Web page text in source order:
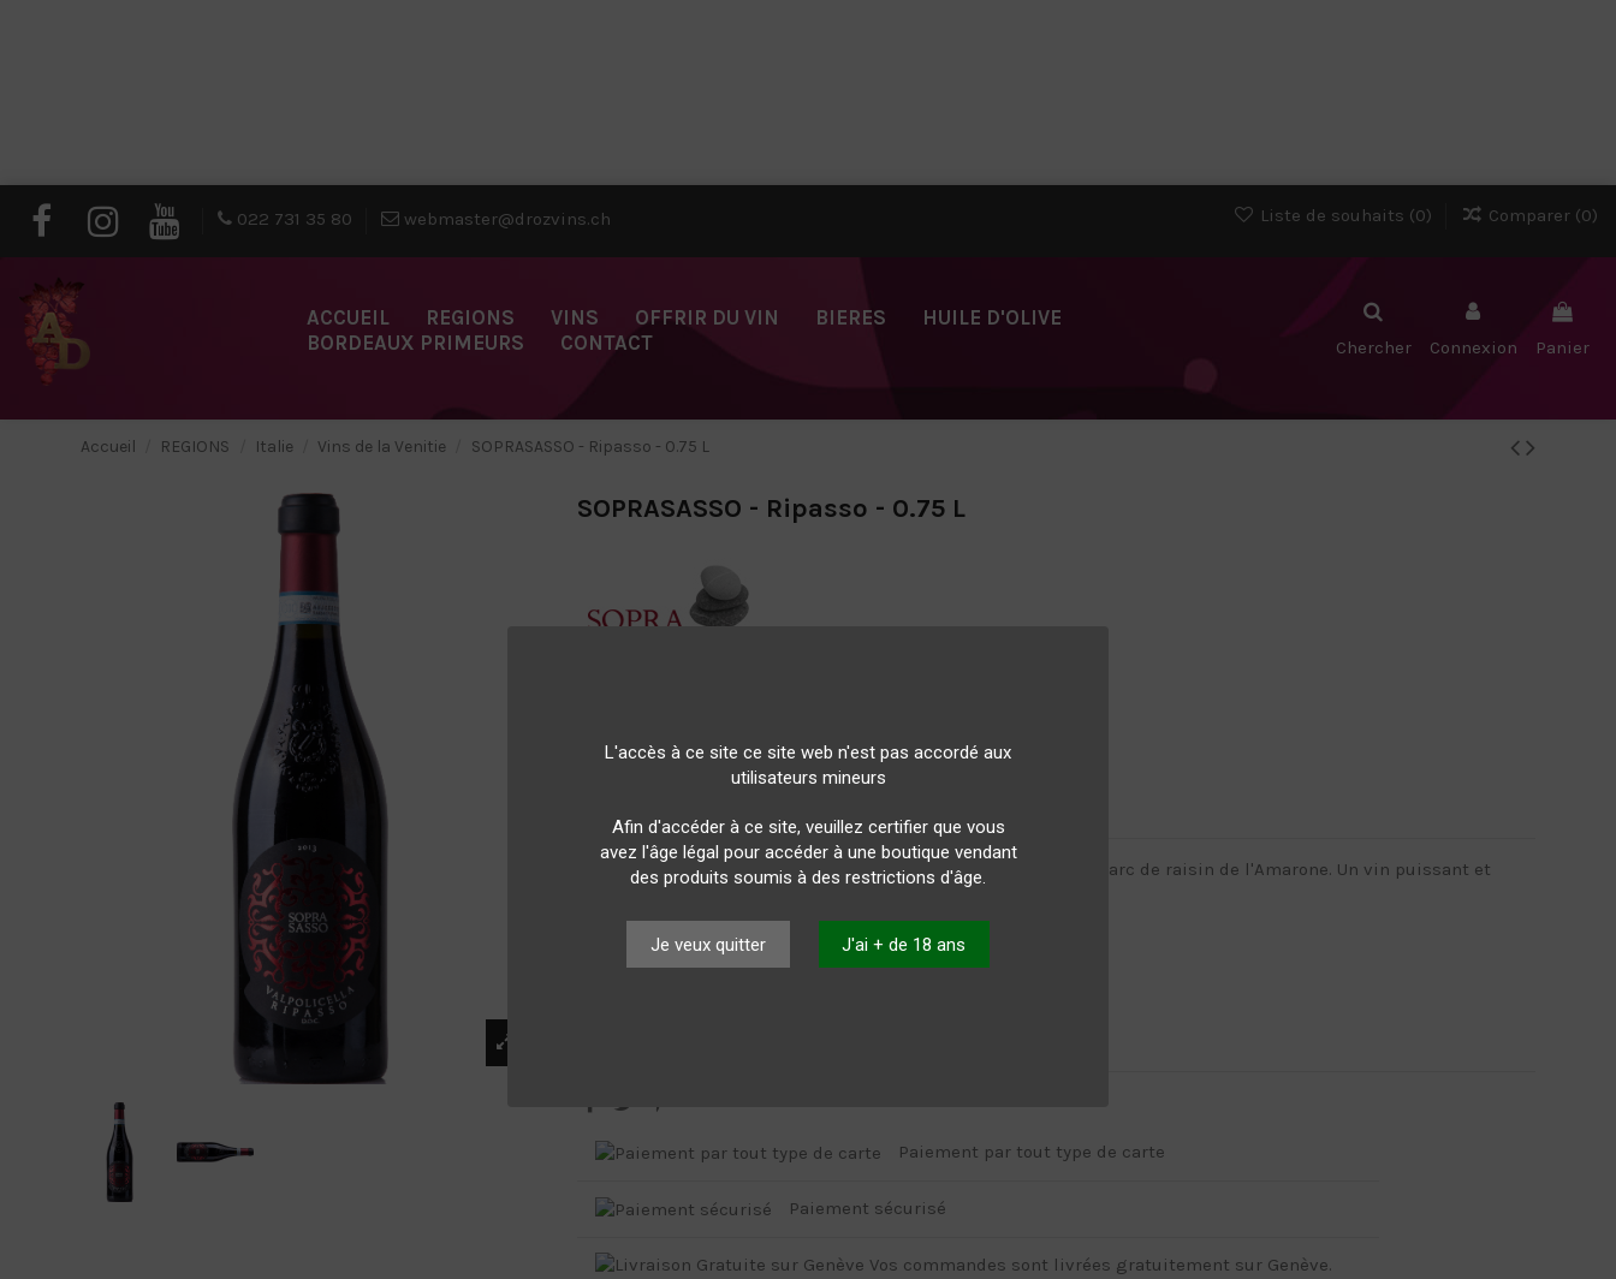
L'accès à ce site ce site web n'est pas accordé aux
utilisateurs mineurs
Afin d'accéder à ce site, veuillez certifier que vous
avez l'âge légal pour accéder à une boutique vendant
des produits soumis à des restrictions d'âge.
Je veux quitter J'ai + de 18 ans
022 731 35 80 webmaster@drozvins.ch Liste de souhaits (0) Comparer (0)
ACCUEIL REGIONS VINS OFFRIR DU VIN BIERES
HUILE D'OLIVE
BORDEAUX PRIMEURS
CONTACT Chercher Connexion Panier
Accueil REGIONS Italie Vins de la Venitie SOPRASASSO - Ripasso - 0.75 L
SOPRASASSO - Ripasso - 0.75 L
Référence 7_VE_122163
Le Ripasso est obtenu par le passage d'un Valpolicella sur le marc de raisin de l'Amarone. Un vin puissant et
élégant aux arômes de café torréfié et de chocolat.
Accord : Viandes et rôtis
Paiement par tout type de carte
Paiement sécurisé